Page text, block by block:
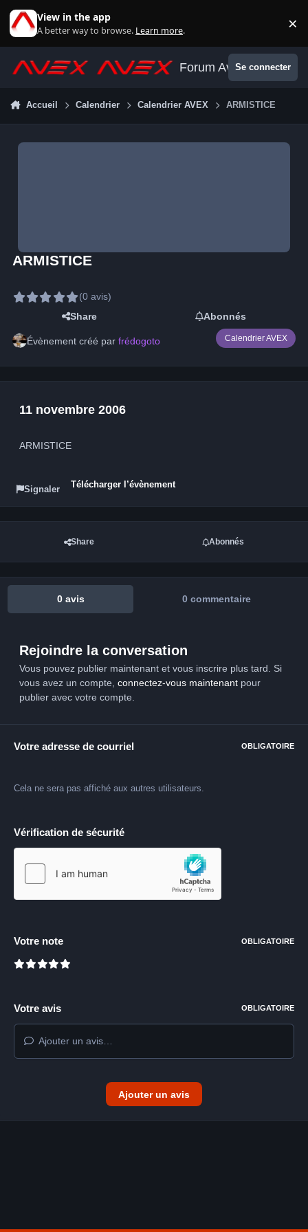
View in the app
A better way to browse. Learn more. ×
Forum AvexSe connecter
Accueil Calendrier Calendrier AVEX ARMISTICE
ARMISTICE
(0 avis)
Share
Abonnés
Évènement créé parfrédogoto Calendrier AVEX
11 novembre 2006
ARMISTICE
Signaler Télécharger l’évènement
Share Abonnés
0 avis 0 commentaire
Rejoindre la conversation
Vous pouvez publier maintenant et vous inscrire plus tard. Si
vous avez un compte, connectez-vous maintenant pour
publier avec votre compte.
Votre adresse de courriel OBLIGATOIRE
Cela ne sera pas affiché aux autres utilisateurs.
Vérification de sécurité
Votre note OBLIGATOIRE
Votre avis OBLIGATOIRE
Ajouter un avis…
Ajouter un avis